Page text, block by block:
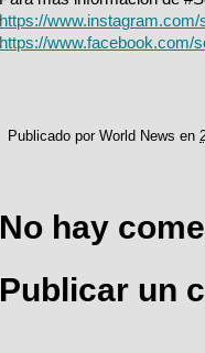
https://
https://www.facebook.com/
Publicado por World News en
No hay
Publicar un